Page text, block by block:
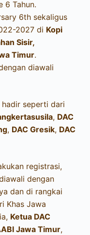
6 Tahun.
6th sekaligus
2027 di Kopi
Sisir,
Timur.
diawali
hadir seperti dari
, DAC
, DAC Gresik, DAC
registrasi,
dengan
dan di rangkai
Khas Jawa
Ketua DAC
Jawa Timur,